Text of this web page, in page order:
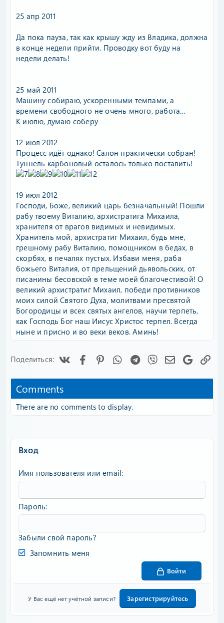
25 апр 2011
Да пока пауза, так как крышу жду из Владика, должна
в конце недели прийти. Проводку вот буду на
недели делать!
25 май 2011
Машину собираю, ускоренными темпами, а
времени свободного не очень много, работа...
К июлю, думаю соберу
12 июл 2012
Процесс идёт однако! Салон практически собран!
Туннель карбоновый осталось только поставить!
19 июл 2012
Господи, Боже, великий царь безначальный! Пошли
рабу твоему Виталию, архистратига Михаила,
хранителя от врагов видимых и невидимых.
Хранитель мой, архистратиг Михаил, будь мне,
грешному рабу Виталию, помощником в бедах, в
скорбях, в печалях пустых. Избави меня, раба
божьего Виталия, от прельщений дьявольских, от
писанины бесовской в теме моей благочестивой! О
великий архистратиг Михаил, победи противников
моих силой Святого Духа, молитвами пресвятой
Богородицы и всех святых ангелов, научи терпеть,
как Господь Бог наш Иисус Христос терпел. Всегда
ныне и присно и во веки веков. Аминь!
Поделиться: FacebookPinterestWhatsAppTelegram
Viber Google
Comments
There are no comments to display.
Вход
Имя пользователя или email
Пароль
Забыли свой пароль?
Запомнить меня
Войти
У Вас ещё нет учётной записи? Зарегистрируйтесь